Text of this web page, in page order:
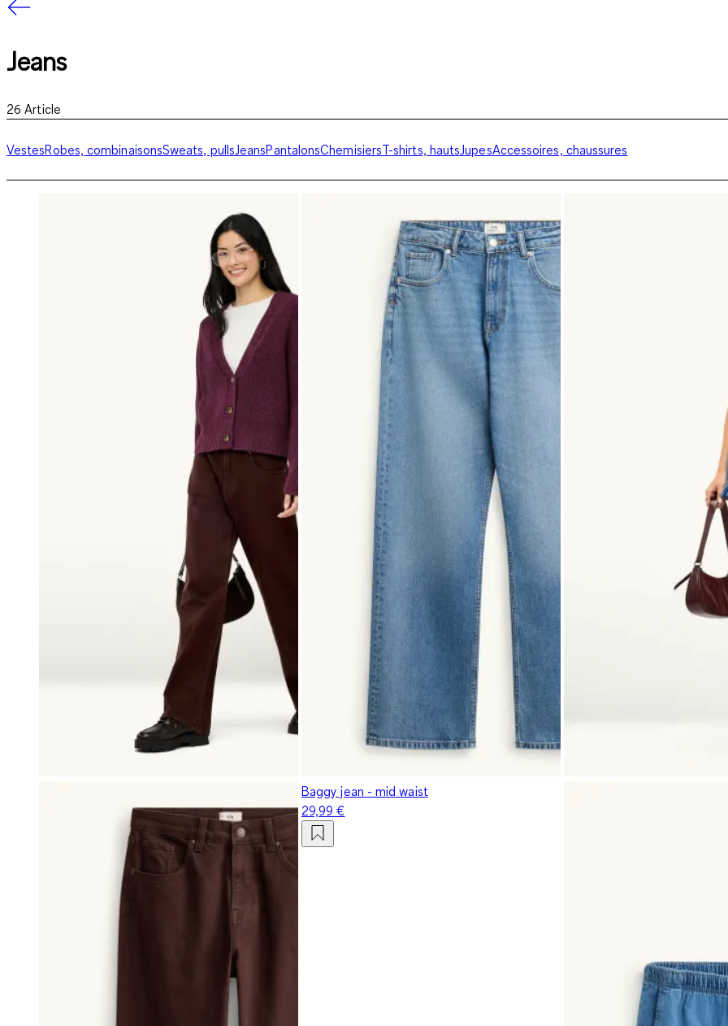
Jeans
26 Article
VestesRobes, combinaisonsSweats, pulls JeansPantalonsChemisiersT-shirts, hauts JupesAccessoires, chaussures
Baggy jean - mid waist
29,99 €